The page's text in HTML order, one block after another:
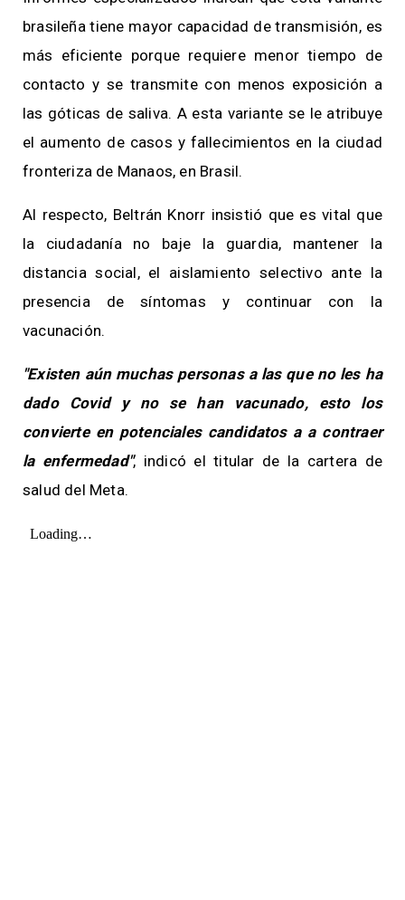
brasileña tiene mayor capacidad de transmisión, es
más eficiente porque requiere menor tiempo de
contacto y se transmite con menos exposición a
las góticas de saliva. A esta variante se le atribuye
el aumento de casos y fallecimientos en la ciudad
fronteriza de Manaos, en Brasil.
Al respecto, Beltrán Knorr insistió que es vital que
la ciudadanía no baje la guardia, mantener la
distancia social, el aislamiento selectivo ante la
presencia de síntomas y continuar con la
vacunación.
"Existen aún muchas personas a las que no les ha
dado Covid y no se han vacunado, esto los
convierte en potenciales candidatos a a contraer
la enfermedad", indicó el titular de la cartera de
salud del Meta.